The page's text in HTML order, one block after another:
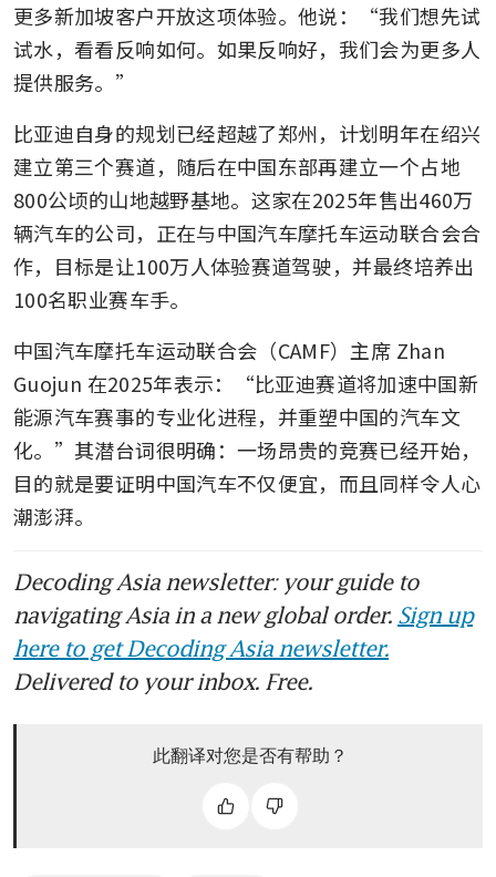
更多新加坡客户开放这项体验。他说：“我们想先试
试水，看看反响如何。如果反响好，我们会为更多人
提供服务。”
比亚迪自身的规划已经超越了郑州，计划明年在绍兴
建立第三个赛道，随后在中国东部再建立一个占地
800公顷的山地越野基地。这家在2025年售出460万
辆汽车的公司，正在与中国汽车摩托车运动联合会合
作，目标是让100万人体验赛道驾驶，并最终培养出
100名职业赛车手。
中国汽车摩托车运动联合会（CAMF）主席 Zhan
Guojun 在2025年表示：“比亚迪赛道将加速中国新
能源汽车赛事的专业化进程，并重塑中国的汽车文
化。”其潜台词很明确：一场昂贵的竞赛已经开始，
目的就是要证明中国汽车不仅便宜，而且同样令人心
潮澎湃。
Decoding Asia newsletter: your guide to
navigating Asia in a new global order. Sign up
here to get Decoding Asia newsletter.
Delivered to your inbox. Free.
此翻译对您是否有帮助？